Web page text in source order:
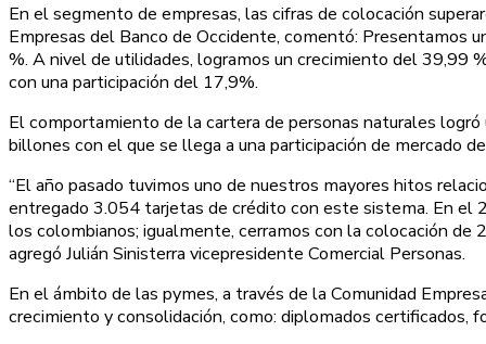
En el segmento de empresas, las cifras de colocación
Empresas del Banco de Occidente, comentó: Presentamos
%. A nivel de utilidades, logramos un crecimiento del 39,99
con una participación del 17,9%.
El comportamiento de la cartera de personas naturales
billones con el que se llega a una participación de mercado
“El año pasado tuvimos uno de nuestros mayores hitos
entregado 3.054 tarjetas de crédito con este sistema. En el
los colombianos; igualmente, cerramos con la colocación
agregó Julián Sinisterra vicepresidente Comercial Personas.
En el ámbito de las pymes, a través de la Comunidad
crecimiento y consolidación, como: diplomados certificados,